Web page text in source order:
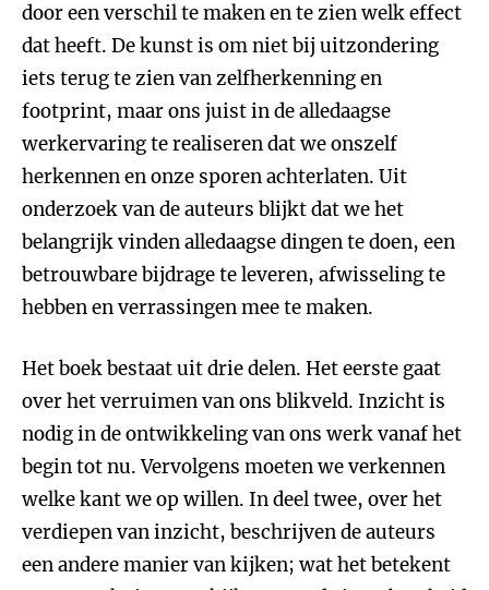
door een verschil te maken en te zien welk effect
dat heeft. De kunst is om niet bij uitzondering
iets terug te zien van zelfherkenning en
footprint, maar ons juist in de alledaagse
werkervaring te realiseren dat we onszelf
herkennen en onze sporen achterlaten. Uit
onderzoek van de auteurs blijkt dat we het
belangrijk vinden alledaagse dingen te doen, een
betrouwbare bijdrage te leveren, afwisseling te
hebben en verrassingen mee te maken.
Het boek bestaat uit drie delen. Het eerste gaat
over het verruimen van ons blikveld. Inzicht is
nodig in de ontwikkeling van ons werk vanaf het
begin tot nu. Vervolgens moeten we verkennen
welke kant we op willen. In deel twee, over het
verdiepen van inzicht, beschrijven de auteurs
een andere manier van kijken; wat het betekent